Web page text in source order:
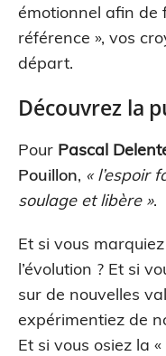
émotionnel afin de
référence », vos
départ.
Découvrez la
Pour Pascal
Pouillon, « l’espoir
soulage et libère ».
Et si vous
l’évolution ? Et si
sur de nouvelles
expérimentiez de
Et si vous osiez la